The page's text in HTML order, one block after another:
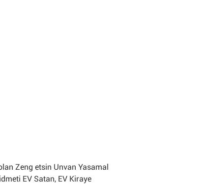
Zeng etsin Unvan Yasamal
EV Satan, EV Kiraye